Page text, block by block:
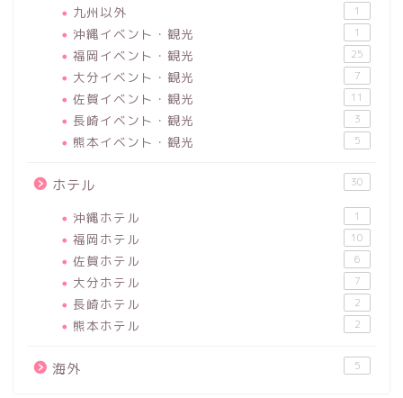
九州以外 1
沖縄イベント・観光 1
福岡イベント・観光 25
大分イベント・観光 7
佐賀イベント・観光 11
長崎イベント・観光 3
熊本イベント・観光 5
ホテル 30
沖縄ホテル 1
福岡ホテル 10
佐賀ホテル 6
大分ホテル 7
長崎ホテル 2
熊本ホテル 2
海外 5